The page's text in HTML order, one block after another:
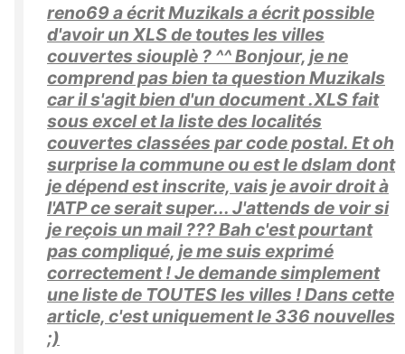
reno69 a écrit Muzikals a écrit possible
d'avoir un XLS de toutes les villes
couvertes siouplè ? ^^ Bonjour, je ne
comprend pas bien ta question Muzikals
car il s'agit bien d'un document .XLS fait
sous excel et la liste des localités
couvertes classées par code postal. Et oh
surprise la commune ou est le dslam dont
je dépend est inscrite, vais je avoir droit à
l'ATP ce serait super... J'attends de voir si
je reçois un mail ??? Bah c'est pourtant
pas compliqué, je me suis exprimé
correctement ! Je demande simplement
une liste de TOUTES les villes ! Dans cette
article, c'est uniquement le 336 nouvelles
;)